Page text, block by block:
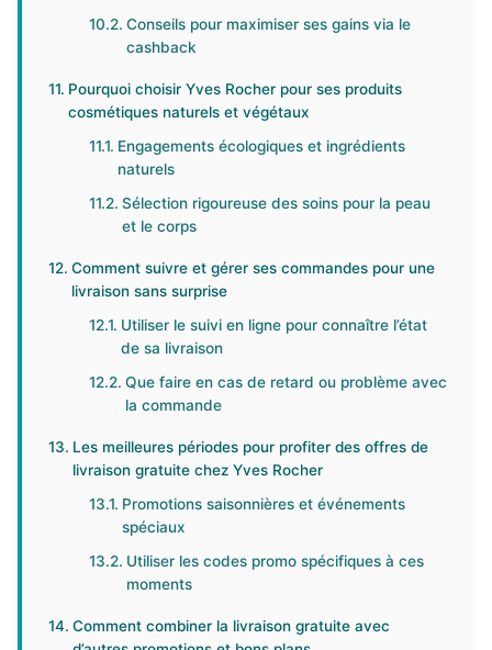
Conseils pour maximiser ses gains via le
cashback
Pourquoi choisir Yves Rocher pour ses produits
cosmétiques naturels et végétaux
Engagements écologiques et ingrédients
naturels
Sélection rigoureuse des soins pour la peau
et le corps
Comment suivre et gérer ses commandes pour une
livraison sans surprise
Utiliser le suivi en ligne pour connaître l’état
de sa livraison
Que faire en cas de retard ou problème avec
la commande
Les meilleures périodes pour profiter des offres de
livraison gratuite chez Yves Rocher
Promotions saisonnières et événements
spéciaux
Utiliser les codes promo spécifiques à ces
moments
Comment combiner la livraison gratuite avec